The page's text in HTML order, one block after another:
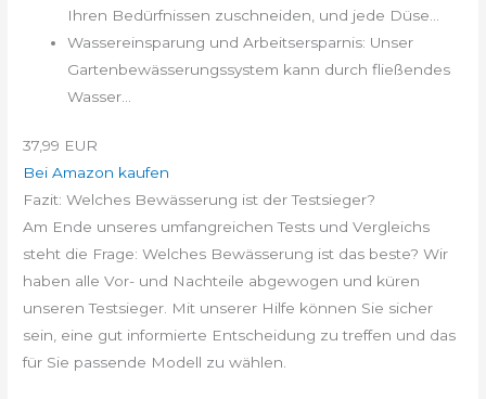
Ihren Bedürfnissen zuschneiden, und jede Düse...
Wassereinsparung und Arbeitsersparnis: Unser
Gartenbewässerungssystem kann durch fließendes
Wasser...
37,99 EUR
Bei Amazon kaufen
Fazit: Welches Bewässerung ist der Testsieger?
Am Ende unseres umfangreichen Tests und Vergleichs
steht die Frage: Welches Bewässerung ist das beste? Wir
haben alle Vor- und Nachteile abgewogen und küren
unseren Testsieger. Mit unserer Hilfe können Sie sicher
sein, eine gut informierte Entscheidung zu treffen und das
für Sie passende Modell zu wählen.